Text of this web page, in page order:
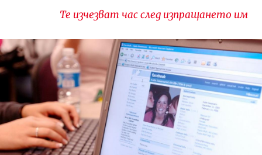
Те изчезват час след изпращането им